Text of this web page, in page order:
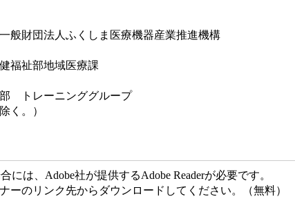
財団法人ふくしま医療機器産業推進機構
祉部地域医療課
トレーニンググループ
く。）
は、Adobe社が提供するAdobe Readerが必要です。
ーのリンク先からダウンロードしてください。（無料）